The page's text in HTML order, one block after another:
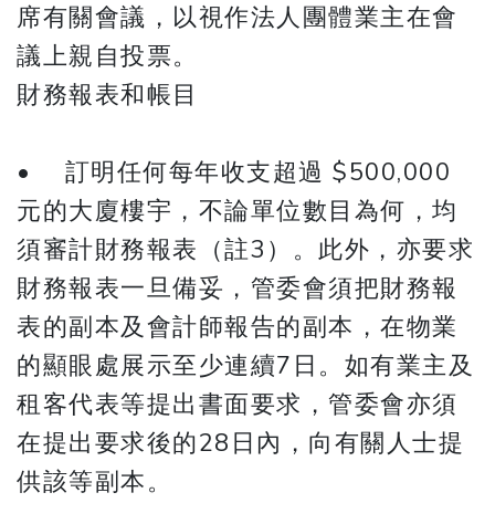
席有關會議，以視作法人團體業主在會
議上親自投票。
財務報表和帳目
• 訂明任何每年收支超過 $500,000
元的大廈樓宇，不論單位數目為何，均
須審計財務報表（註3）。此外，亦要求
財務報表一旦備妥，管委會須把財務報
表的副本及會計師報告的副本，在物業
的顯眼處展示至少連續7日。如有業主及
租客代表等提出書面要求，管委會亦須
在提出要求後的28日內，向有關人士提
供該等副本。